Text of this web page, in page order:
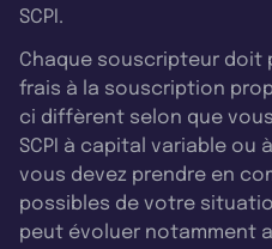
SCPI.
Chaque souscripteur doit
frais à la souscription
ci diffèrent selon que
SCPI à capital variable ou
vous devez prendre en
possibles de votre
peut évoluer notamment